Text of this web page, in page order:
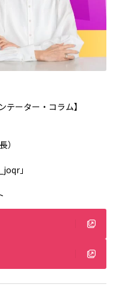
テーター・コラム】
）
」